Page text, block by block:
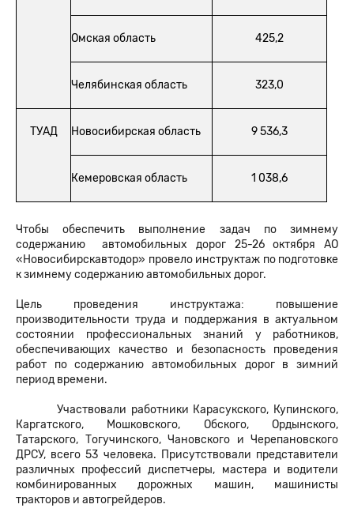
Омская область 425,2
Челябинская область 323,0
ТУАД Новосибирская область 9 536,3
Кемеровская область 1 038,6
Чтобы обеспечить выполнение задач по зимнему
содержанию автомобильных дорог 25-26 октября АО
«Новосибирскавтодор» провело инструктаж по подготовке
к зимнему содержанию автомобильных дорог.
Цель проведения инструктажа: повышение
производительности труда и поддержания в актуальном
состоянии профессиональных знаний у работников,
обеспечивающих качество и безопасность проведения
работ по содержанию автомобильных дорог в зимний
период времени.
Участвовали работники Карасукского, Купинского,
Каргатского, Мошковского, Обского, Ордынского,
Татарского, Тогучинского, Чановского и Черепановского
ДРСУ, всего 53 человека. Присутствовали представители
различных профессий диспетчеры, мастера и водители
комбинированных дорожных машин, машинисты
тракторов и автогрейдеров.